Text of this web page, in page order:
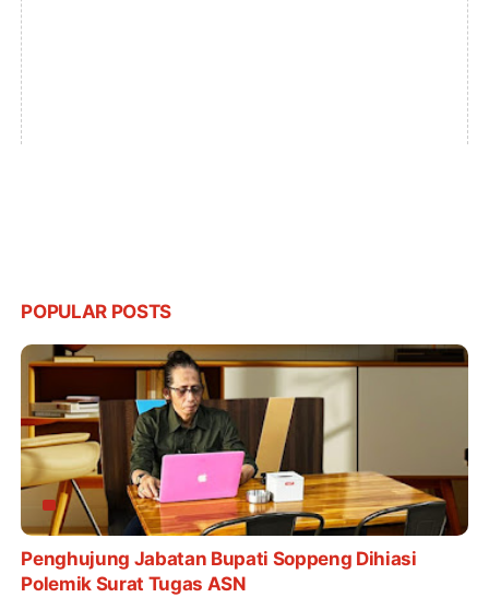
POPULAR POSTS
Penghujung Jabatan Bupati Soppeng Dihiasi
Polemik Surat Tugas ASN